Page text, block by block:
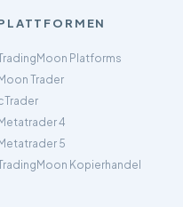
Platforms
Moon Trader
Metatrader 4
Metatrader 5
Kopierhandel